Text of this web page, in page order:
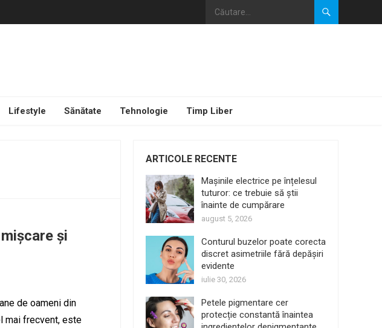
Lifestyle Sănătate Tehnologie Timp Liber
și
de oameni din
mai frecvent, este
ARTICOLE RECENTE
Mașinile electrice pe înțelesul
tuturor: ce trebuie să știi
înainte de cumpărare
august 5, 2026
Conturul buzelor poate corecta
discret asimetriile fără depășiri
evidente
iulie 30, 2026
Petele pigmentare cer
protecție constantă înaintea